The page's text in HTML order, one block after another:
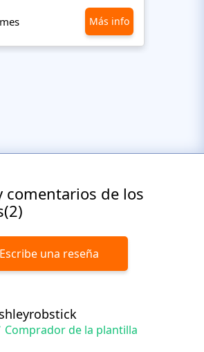
Más info
comentarios de los
Escribe una reseña
Comprador de la plantilla